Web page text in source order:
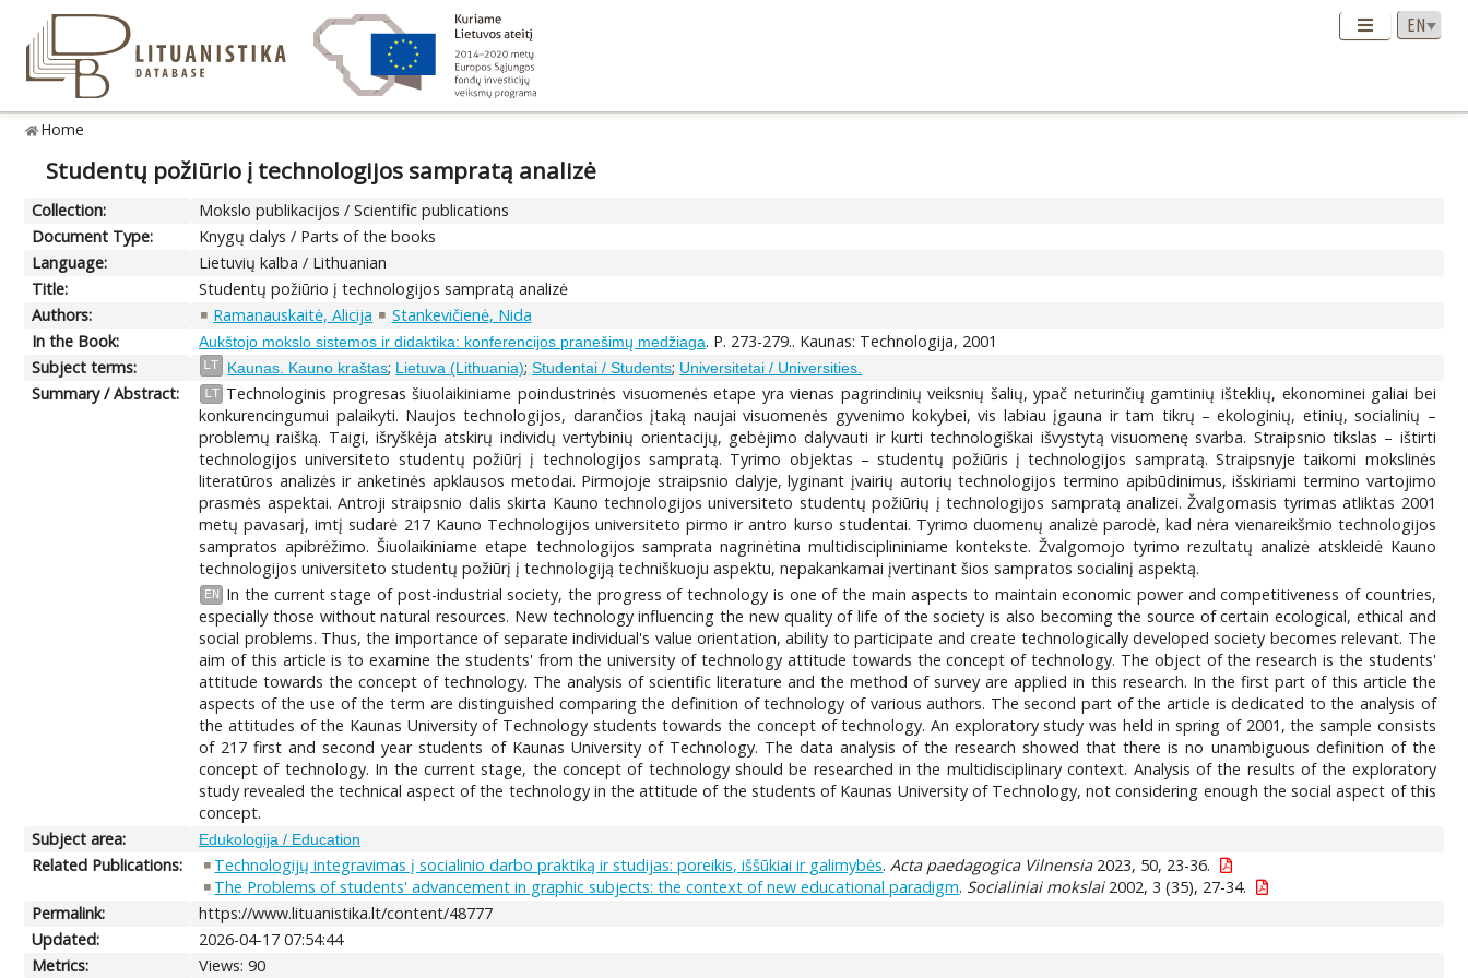
Home
Studentų požiūrio į technologijos sampratą analizė
Collection:
Mokslo publikacijos / Scientific publications
Document Type:
Knygų dalys / Parts of the books
Language:
Lietuvių kalba / Lithuanian
Title:
Studentų požiūrio į technologijos sampratą analizė
Authors:
Ramanauskaitė, Alicija
Stankevičienė, Nida
In the Book:
Aukštojo mokslo sistemos ir didaktika: konferencijos pranešimų medžiaga. P. 273-279.. Kaunas: Technologija, 2001
Subject terms:
LT Kaunas. Kauno kraštas; Lietuva (Lithuania);Studentai / Students; Universitetai / Universities.
Summary / Abstract: LT Technologinis progresas šiuolaikiniame poindustrinės visuomenės etape yra vienas pagrindinių veiksnių šalių, ypač neturinčių gamtinių išteklių, ekonominei galiai bei
konkurencingumui palaikyti. Naujos technologijos, darančios įtaką naujai visuomenės gyvenimo kokybei, vis labiau įgauna ir tam tikrų – ekologinių, etinių, socialinių –
problemų raišką. Taigi, išryškėja atskirų individų vertybinių orientacijų, gebėjimo dalyvauti ir kurti technologiškai išvystytą visuomenę svarba. Straipsnio tikslas – ištirti
technologijos universiteto studentų požiūrį į technologijos sampratą. Tyrimo objektas – studentų požiūris į technologijos sampratą. Straipsnyje taikomi mokslinės
literatūros analizės ir anketinės apklausos metodai. Pirmojoje straipsnio dalyje, lyginant įvairių autorių technologijos termino apibūdinimus, išskiriami termino vartojimo
prasmės aspektai. Antroji straipsnio dalis skirta Kauno technologijos universiteto studentų požiūrių į technologijos sampratą analizei. Žvalgomasis tyrimas atliktas 2001
metų pavasarį, imtį sudarė 217 Kauno Technologijos universiteto pirmo ir antro kurso studentai. Tyrimo duomenų analizė parodė, kad nėra vienareikšmio technologijos
sampratos apibrėžimo. Šiuolaikiniame etape technologijos samprata nagrinėtina multidisciplininiame kontekste. Žvalgomojo tyrimo rezultatų analizė atskleidė Kauno
technologijos universiteto studentų požiūrį į technologiją techniškuoju aspektu, nepakankamai įvertinant šios sampratos socialinį aspektą.
EN
In the current stage of post-industrial society, the progress of technology is one of the main aspects to maintain economic power and competitiveness of countries,
especially those without natural resources. New technology influencing the new quality of life of the society is also becoming the source of certain ecological, ethical and
social problems. Thus, the importance of separate individual's value orientation, ability to participate and create technologically developed society becomes relevant. The
aim of this article is to examine the students' from the university of technology attitude towards the concept of technology. The object of the research is the students'
attitude towards the concept of technology. The analysis of scientific literature and the method of survey are applied in this research. In the first part of this article the
aspects of the use of the term are distinguished comparing the definition of technology of various authors. The second part of the article is dedicated to the analysis of
the attitudes of the Kaunas University of Technology students towards the concept of technology. An exploratory study was held in spring of 2001, the sample consists
of 217 first and second year students of Kaunas University of Technology. The data analysis of the research showed that there is no unambiguous definition of the
concept of technology. In the current stage, the concept of technology should be researched in the multidisciplinary context. Analysis of the results of the exploratory
study revealed the technical aspect of the technology in the attitude of the students of Kaunas University of Technology, not considering enough the social aspect of this
concept.
Subject area:
Edukologija / Education
Related Publications: Technologijų integravimas į socialinio darbo praktiką ir studijas: poreikis, iššūkiai ir galimybės. Acta paedagogica Vilnensia2023, 50, 23-36.
The Problems of students' advancement in graphic subjects: the context of new educational paradigm. Socialiniai mokslai2002, 3 (35), 27-34.
Permalink:
https://www.lituanistika.lt/content/48777
Updated:
2026-04-17 07:54:44
Metrics:
Views: 90